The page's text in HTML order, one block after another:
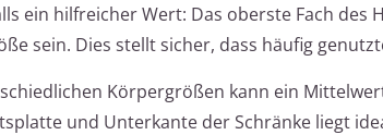
ein hilfreicher Wert: Das oberste Fach des
sein. Dies stellt sicher, dass häufig
Körpergrößen kann ein
und Unterkante der Schränke liegt